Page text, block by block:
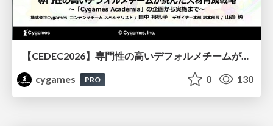
【CEDEC2026】専門性の高いデフォルメチームが挑んだ人材育成戦略 〜Cygames Academiaの企画から実施まで〜
cygames
PRO 0 130